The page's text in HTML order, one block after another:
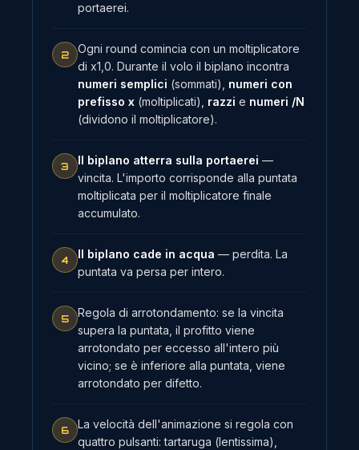
portaerei.
2
Ogni round comincia con un moltiplicatore
di x1,0. Durante il volo il biplano incontra
numeri semplici (sommati), numeri con
prefisso x (moltiplicati), razzi e numeri /N
(dividono il moltiplicatore).
3 Il biplano atterra sulla portaerei —
vincita. L'importo corrisponde alla puntata
moltiplicata per il moltiplicatore finale
accumulato.
4 Il biplano cade in acqua — perdita. La
puntata va persa per intero.
5
Regola di arrotondamento: se la vincita
supera la puntata, il profitto viene
arrotondato per eccesso all'intero più
vicino; se è inferiore alla puntata, viene
arrotondato per difetto.
6
La velocità dell'animazione si regola con
quattro pulsanti: tartaruga (lentissima),